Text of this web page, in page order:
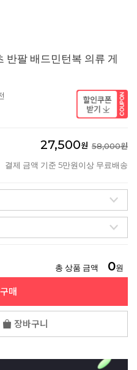
반팔 배드민턴복 의류 게
27,500원 58,000원
결제 금액 기준 5만원이상 무료배송
총 상품 금액 0원
매
장바구니